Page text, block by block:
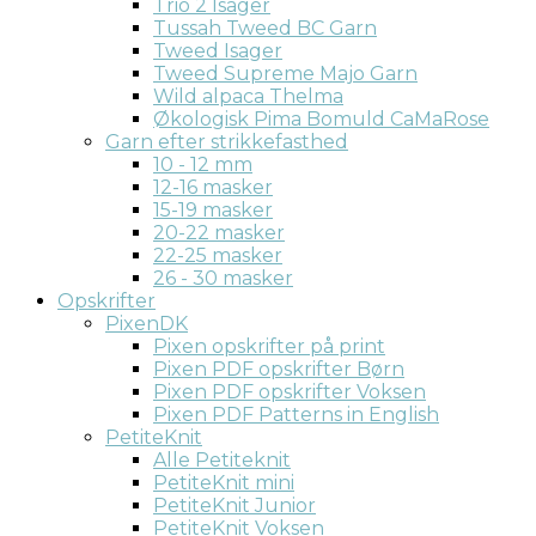
Trio 2 Isager
Tussah Tweed BC Garn
Tweed Isager
Tweed Supreme Majo Garn
Wild alpaca Thelma
Økologisk Pima Bomuld CaMaRose
Garn efter strikkefasthed
10 - 12 mm
12-16 masker
15-19 masker
20-22 masker
22-25 masker
26 - 30 masker
Opskrifter
PixenDK
Pixen opskrifter på print
Pixen PDF opskrifter Børn
Pixen PDF opskrifter Voksen
Pixen PDF Patterns in English
PetiteKnit
Alle Petiteknit
PetiteKnit mini
PetiteKnit Junior
PetiteKnit Voksen